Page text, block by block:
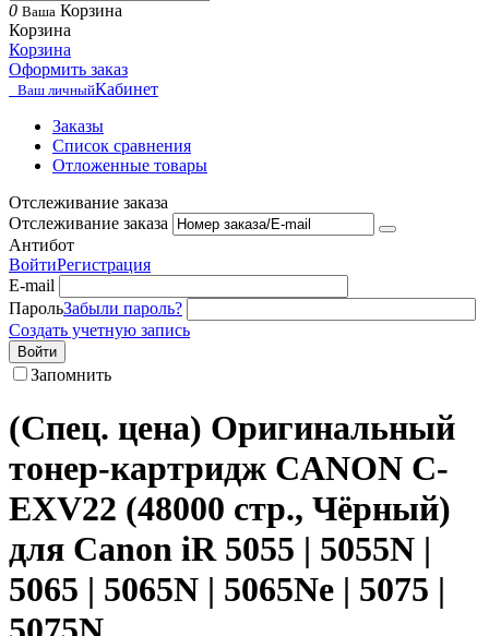
0 Ваша Корзина
Корзина
Корзина
Оформить заказ
Ваш личныйКабинет
Заказы
Список сравнения
Отложенные товары
Отслеживание заказа
Отслеживание заказа
Антибот
ВойтиРегистрация
E-mail
ПарольЗабыли пароль?
Создать учетную запись
Войти
Запомнить
(Спец. цена) Оригинальный
тонер-картридж CANON C-
EXV22 (48000 стр., Чёрный)
для Canon iR 5055 | 5055N |
5065 | 5065N | 5065Ne | 5075 |